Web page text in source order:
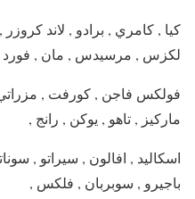
كيا , كامري , برادو , لاند
لكزس , مرسيدس , مان , فورد
فولكس فاجن , كورفت , مزراتي
ماركيز , تاهو , يوكن , رانج ,
اسكاليد , افالون , سيراتو ,
باجيرو , سوبربان , فلكس ,